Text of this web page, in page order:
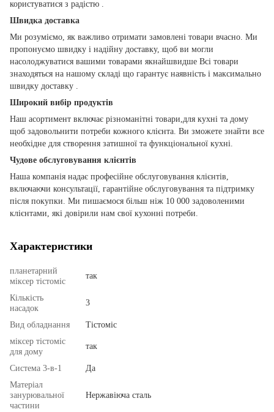
користуватися з радістю .
Швидка доставка
Ми розуміємо, як важливо отримати замовлені товари вчасно. Ми
пропонуємо швидку і надійну доставку, щоб ви могли
насолоджуватися вашими товарами якнайшвидше Всі товари
знаходяться на нашому складі що гарантує наявність і максимально
швидку доставку .
Широкий вибір продуктів
Наш асортимент включає різноманітні товари,для кухні та дому
щоб задовольнити потреби кожного клієнта. Ви зможете знайти все
необхідне для створення затишної та функціональної кухні.
Чудове обслуговування клієнтів
Наша компанія надає професійне обслуговування клієнтів,
включаючи консультації, гарантійне обслуговування та підтримку
після покупки. Ми пишаємося більш ніж 10 000 задоволеними
клієнтами, які довірили нам свої кухонні потреби.
Характеристики
планетарний
міксер тістоміс
так
Кількість
насадок
3
Вид обладнання
Тістоміс
міксер тістоміс
для дому
так
Система 3-в-1
Да
Матеріал
занурювальної
частини
Нержавіюча сталь